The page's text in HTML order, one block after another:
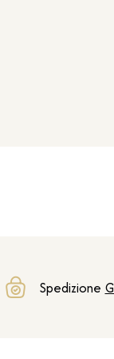
Spedizione